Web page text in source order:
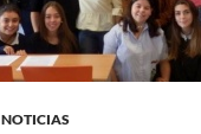
NOTICIAS